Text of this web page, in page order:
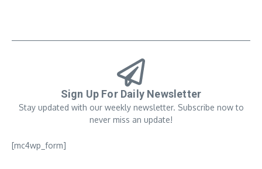
Sign Up For Daily Newsletter
Stay updated with our weekly newsletter. Subscribe now to
never miss an update!
[mc4wp_form]